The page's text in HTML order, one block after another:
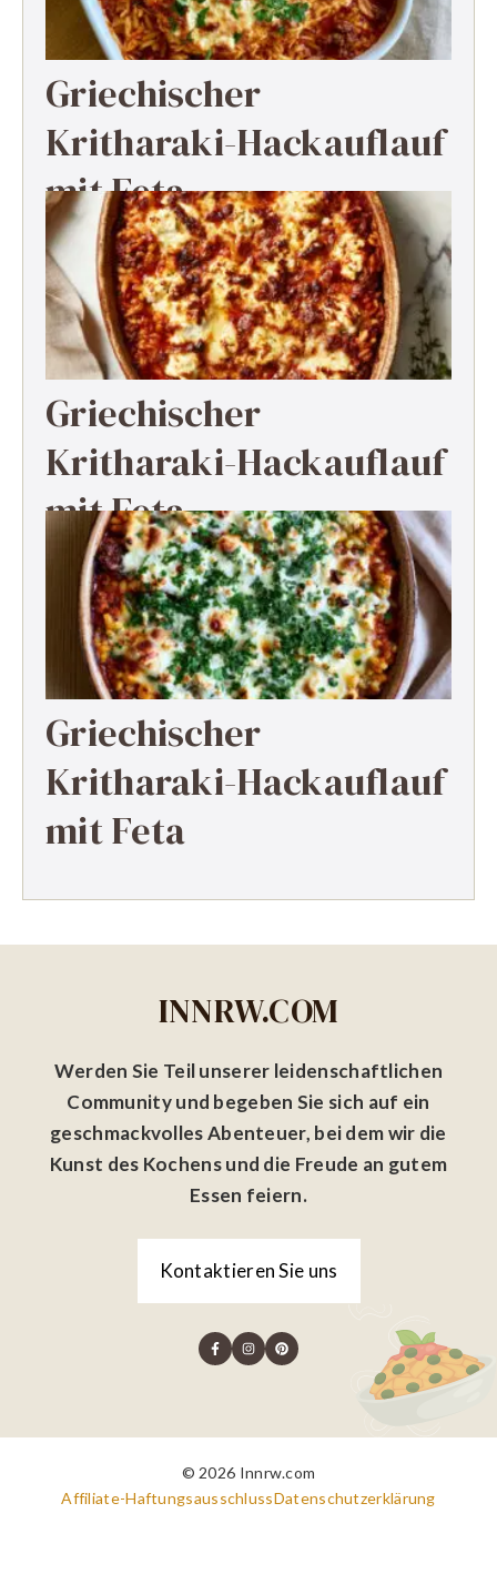
Griechischer
Kritharaki-Hackauflauf
mit Feta
Griechischer
Kritharaki-Hackauflauf
mit Feta
Griechischer
Kritharaki-Hackauflauf
mit Feta
INNRW.COM
Werden Sie Teil unserer leidenschaftlichen
Community und begeben Sie sich auf ein
geschmackvolles Abenteuer, bei dem wir die
Kunst des Kochens und die Freude an gutem
Essen feiern.
Kontaktieren Sie uns
© 2026 Innrw.com
Affiliate-HaftungsausschlussDatenschutzerklärung